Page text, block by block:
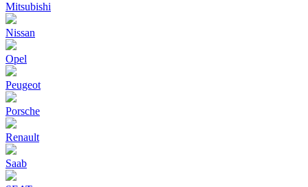
Mitsubishi
Nissan
Opel
Peugeot
Porsche
Renault
Saab